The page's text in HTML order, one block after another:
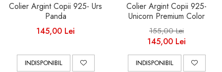
Colier Argint Copii 925- Urs
Panda
145,00 Lei
INDISPONIBIL
Colier Argint Copii 925-
Unicorn Premium Color
155,00 Lei
145,00 Lei
INDISPONIBIL